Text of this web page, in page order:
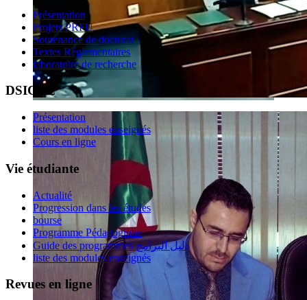
Présentation
Projets PRFU
Soutenance de doctorat
Textes Réglementaires
laboratoire de recherche
DSICRE
Présentation
liste des modules enseignés
Cours en ligne
Vie étudiante
Actualité
Progression dans les études
bourse
Programme Pédagogique
Guide des programmes دليل البرامج
liste des modules enseignés
Revues en ligne